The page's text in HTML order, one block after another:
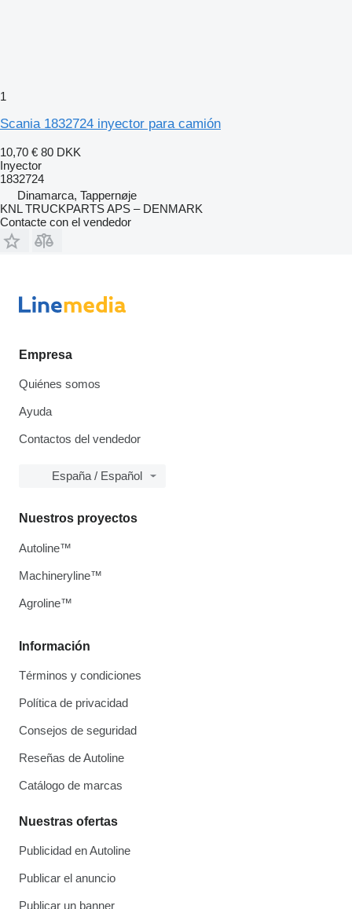
1
Scania 1832724 inyector para camión
10,70 € 80 DKK
Inyector
1832724
Dinamarca, Tappernøje
KNL TRUCKPARTS APS – DENMARK
Contacte con el vendedor
Empresa
Quiénes somos
Ayuda
Contactos del vendedor
España / Español
Información
Términos y condiciones
Política de privacidad
Consejos de seguridad
Reseñas de Autoline
Catálogo de marcas
Nuestras ofertas
Publicidad en Autoline
Publicar el anuncio
Publicar un banner
Nuestros proyectos
Autoline™
Machineryline™
Agroline™